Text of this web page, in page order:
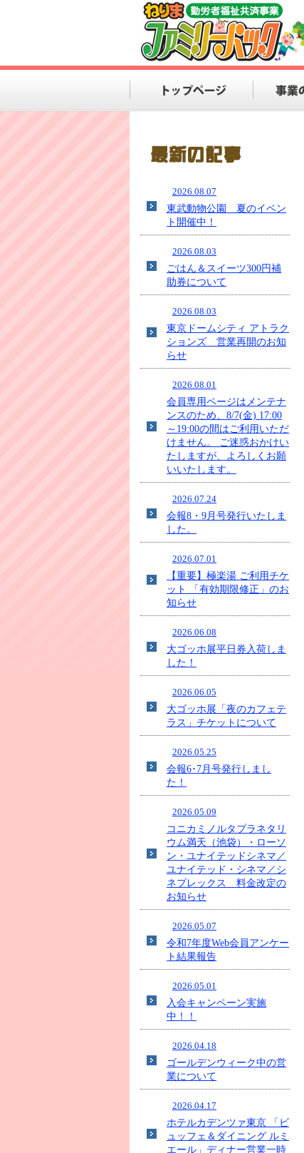
2026.08.07
東武動物公園 夏のイベン
ト開催中！
2026.08.03
ごはん＆スイーツ300円補
助券について
2026.08.03
東京ドームシティ アトラク
ションズ 営業再開のお知
らせ
2026.08.01
会員専用ページはメンテナ
ンスのため、8/7(金) 17:00
～19:00の間はご利用いただ
けません。 ご迷惑おかけい
たしますが、よろしくお願
いいたします。
2026.07.24
会報8・9月号発行いたしま
した。
2026.07.01
【重要】極楽湯 ご利用チケ
ット 「有効期限修正」のお
知らせ
2026.06.08
大ゴッホ展平日券入荷しま
した！
2026.06.05
大ゴッホ展「夜のカフェテ
ラス」チケットについて
2026.05.25
会報6･7月号発行しまし
た！
2026.05.09
コニカミノルタプラネタリ
ウム満天（池袋）・ローソ
ン・ユナイテッドシネマ／
ユナイテッド・シネマ／シ
ネプレックス 料金改定の
お知らせ
2026.05.07
令和7年度Web会員アンケー
ト結果報告
2026.05.01
入会キャンペーン実施
中！！
2026.04.18
ゴールデンウィーク中の営
業について
2026.04.17
ホテルカデンツァ東京 「ビ
ュッフェ＆ダイニング ルミ
エール」ディナー営業一時